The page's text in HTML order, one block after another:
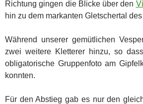
Richtung gingen die Blicke über den
hin zu dem markanten Gletschertal
Während unserer gemütlichen
zwei weitere Kletterer hinzu, so
obligatorische Gruppenfoto am
konnten.
Für den Abstieg gab es nur den